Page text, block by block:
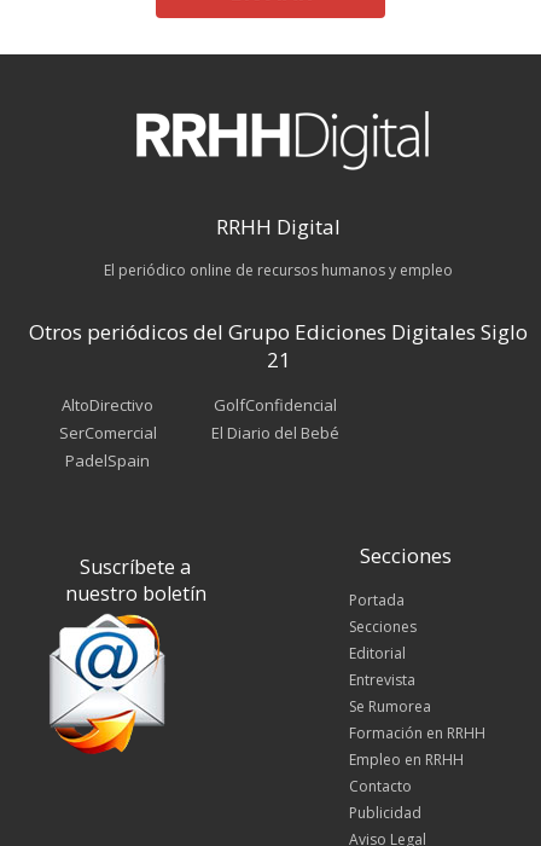
RRHH Digital
El periódico online de recursos humanos y empleo
Otros periódicos del Grupo Ediciones Digitales Siglo
21
AltoDirectivo
SerComercial
PadelSpain
GolfConfidencial
El Diario del Bebé
Suscríbete a
nuestro boletín
Secciones
Portada
Secciones
Editorial
Entrevista
Se Rumorea
Formación en RRHH
Empleo en RRHH
Contacto
Publicidad
Aviso Legal